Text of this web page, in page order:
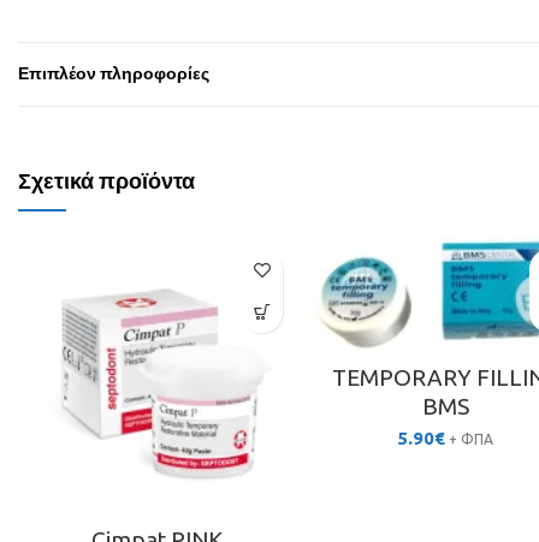
Επιπλέον πληροφορίες
Σχετικά προϊόντα
TEMPORARY
BMS
5.90€ + ΦΠΑ